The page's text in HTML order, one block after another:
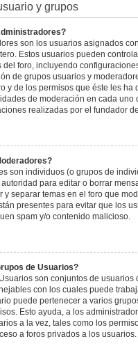
y grupos
son los usuarios asignados
Estos usuarios pueden
del foro, incluyendo
de grupos usuarios y
y de los permisos que éste les ha
de moderación en cada uno
realizadas por el fundador
son individuos (o grupos de
para editar o borrar
y separar temas en el foro que
presentes para evitar que los
spam y/o contenido malicioso.
de Usuarios?
son conjuntos de usuarios
con los cuales puede
puede pertenecer a varios
Esto ayuda, a los
a la vez, tales como los
a foros privados a los usuarios.